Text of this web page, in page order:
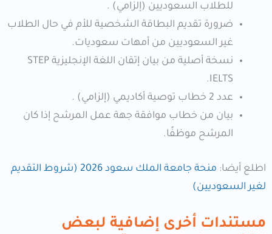
للطلاب السعوديين (إلزامي) .
ضرورة تقديم البطاقة الشخصية للأم في حال الطلاب
غير السعوديين من أمهات سعوديات.
نسخة أصلية من بيان إتقان اللغة الإنجليزية STEP
IELTS.
عدد 2 خطاب توصية أكاديمي (إلزامي) .
بيان من خطاب موافقة جهة عمل المرشح إذا كان
المرشح موظفًا.
اطلع أيضا:
منحة جامعة الملك سعود 2026 (شروط التقديم
لغير السعوديين)
مستندات أخرى إضافية لبعض